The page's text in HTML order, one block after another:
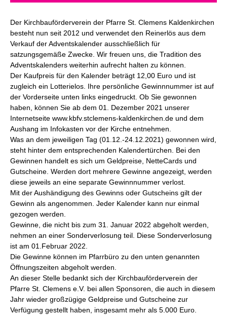
Der Kirchbauförderverein der Pfarre St. Clemens Kaldenkirchen
besteht nun seit 2012 und verwendet den Reinerlös aus dem
Verkauf der Adventskalender ausschließlich für
satzungsgemäße Zwecke. Wir freuen uns, die Tradition des
Adventskalenders weiterhin aufrecht halten zu können.
Der Kaufpreis für den Kalender beträgt 12,00 Euro und ist
zugleich ein Lotterielos. Ihre persönliche Gewinnnummer ist auf
der Vorderseite unten links eingedruckt. Ob Sie gewonnen
haben, können Sie ab dem 01. Dezember 2021 unserer
Internetseite www.kbfv.stclemens-kaldenkirchen.de und dem
Aushang im Infokasten vor der Kirche entnehmen.
Was an dem jeweiligen Tag (01.12.-24.12.2021) gewonnen wird,
steht hinter dem entsprechenden Kalendertürchen. Bei den
Gewinnen handelt es sich um Geldpreise, NetteCards und
Gutscheine. Werden dort mehrere Gewinne angezeigt, werden
diese jeweils an eine separate Gewinnnummer verlost.
Mit der Aushändigung des Gewinns oder Gutscheins gilt der
Gewinn als angenommen. Jeder Kalender kann nur einmal
gezogen werden.
Gewinne, die nicht bis zum 31. Januar 2022 abgeholt werden,
nehmen an einer Sonderverlosung teil. Diese Sonderverlosung
ist am 01.Februar 2022.
Die Gewinne können im Pfarrbüro zu den unten genannten
Öffnungszeiten abgeholt werden.
An dieser Stelle bedankt sich der Kirchbauförderverein der
Pfarre St. Clemens e.V. bei allen Sponsoren, die auch in diesem
Jahr wieder großzügige Geldpreise und Gutscheine zur
Verfügung gestellt haben, insgesamt mehr als 5.000 Euro.